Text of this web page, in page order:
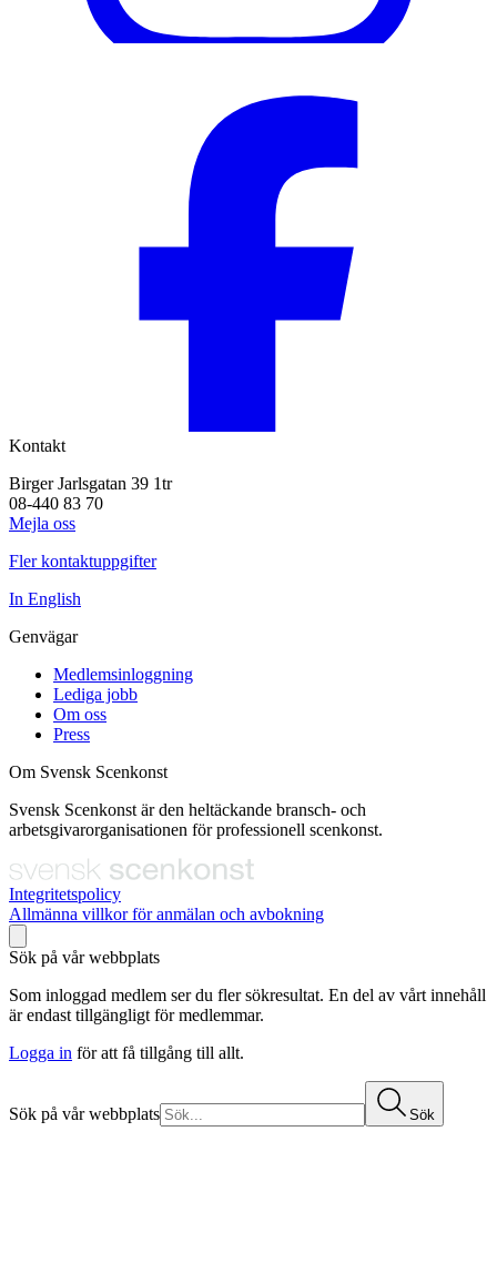
Kontakt
Birger Jarlsgatan 39 1tr
08-440 83 70
Mejla oss
Fler kontaktuppgifter
In English
Genvägar
Medlemsinloggning
Lediga jobb
Om oss
Press
Om Svensk Scenkonst
Svensk Scenkonst är den heltäckande bransch- och
arbetsgivarorganisationen för professionell scenkonst.
Integritetspolicy
Allmänna villkor för anmälan och avbokning
Sök på vår webbplats
Som inloggad medlem ser du fler sökresultat. En del av vårt innehåll
är endast tillgängligt för medlemmar.
Logga in för att få tillgång till allt.
Sök på vår webbplats Sök